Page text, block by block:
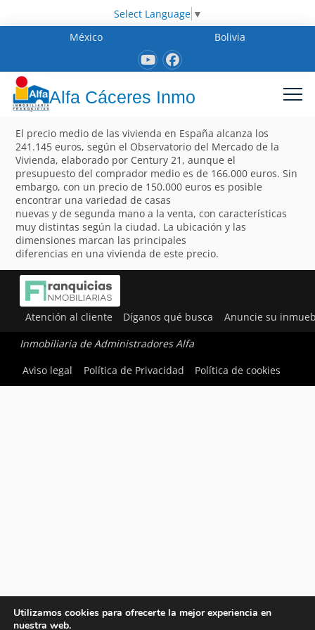
Select Language ▼
México
Bolivia
Alfa Cáceres Inmo
El precio medio de las vivienda en España alcanza los
241.145 euros, según el Observatorio del Mercado de la
Vivienda, elaborado por Century 21, aunque el
presupuesto del comprador medio es de 166.000 euros. Sin
embargo, con un precio de 150.000 euros es posible
encontrar una variedad de casas
nuevas y de segunda mano a la venta, con características
muy distintas según la ciudad. La ubicación y las
dimensiones marcan las principales
diferencias en una vivienda de este precio.
Atención al cliente Díganos qué busca Anuncie su
Inmobiliaria de Administradores Alfa
Aviso legal
Política de Privacidad Política de cookies
Utilizamos cookies para ofrecerte la mejor experiencia en
nuestra web.